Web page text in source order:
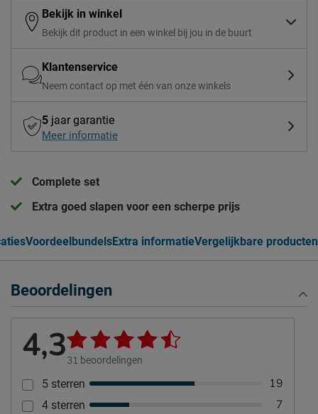
Bekijk in winkel
Bekijk dit product in een winkel bij jou in de buurt
Klantenservice
Neem contact op met één van onze winkels
5 jaar garantie
Meer informatie
Complete set
Extra goed slapen voor een scherpe prijs
VoordeelbundelsExtra informatieVergelijkbare producten
Beoordelingen
4,331 beoordelingen
5 sterren 19
4 sterren 7